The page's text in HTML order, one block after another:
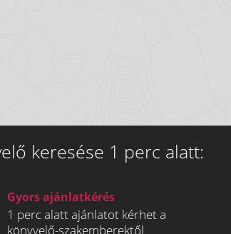
keresése 1 perc alatt:
Gyors ajánlatkérés
1 perc alatt ajánlatot kérhet a
könyvelő-szakemberektől